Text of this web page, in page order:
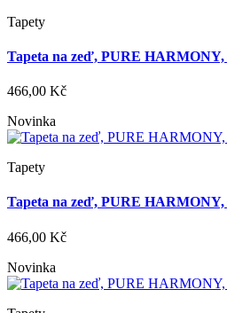
Tapety
Tapeta na zeď, PURE HARMONY,
466,00 Kč
Novinka
Tapety
Tapeta na zeď, PURE
466,00 Kč
Novinka